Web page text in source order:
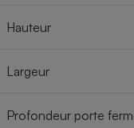
Hauteur
Largeur
Profondeur porte